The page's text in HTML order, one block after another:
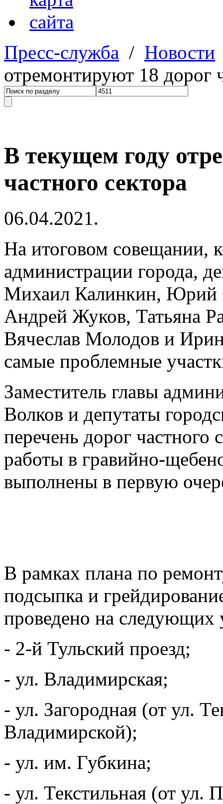
Пресс-служба / Новости
отремонтируют 18 дорог
В текущем году
частного сектора
06.04.2021.
На итоговом совещании,
администрации города,
Михаил Калинкин, Юрий
Андрей Жуков, Татьяна
Вячеслав Молодов и
самые проблемные
Заместитель главы
Волков и депутаты
перечень дорог частного
работы в гравийно-
выполнены в первую
В рамках плана по
подсыпка и
проведено на следующих
- 2-й Тульский проезд;
- ул. Владимирская;
- ул. Загородная (от ул.
Владимирской);
- ул. им. Губкина;
- ул. Текстильная (от ул.